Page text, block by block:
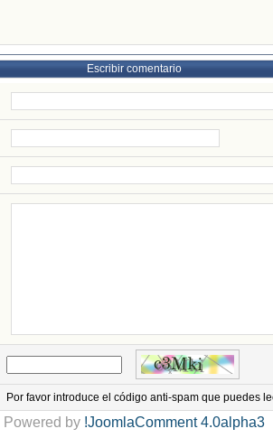
Escribir comentario
Por favor introduce el código anti-spam que puedes
Powered by !JoomlaComment 4.0alpha3